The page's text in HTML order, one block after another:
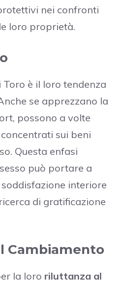
nei confronti
loro proprietà.
è il loro tendenza
se apprezzano la
possono a volte
sui beni
Questa enfasi
può portare a
interiore
di gratificazione
Cambiamento
la loro riluttanza al